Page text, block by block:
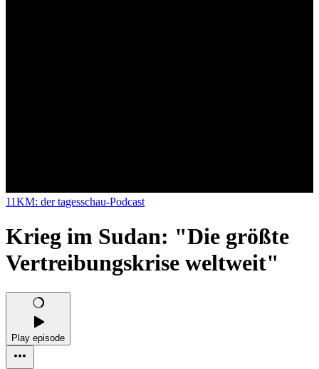
11KM: der tagesschau-Podcast
Krieg im Sudan: "Die größte
Vertreibungskrise weltweit"
Play episode